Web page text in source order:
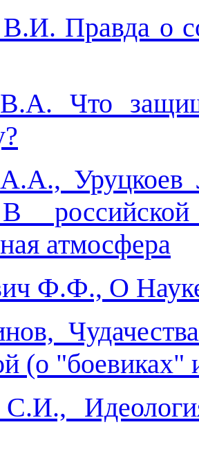
Правда о
Что
атмосфера
Ф.Ф., О
(о "боевиках"
С.И.,